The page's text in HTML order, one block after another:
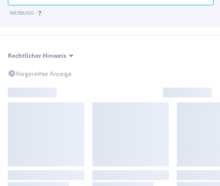
WERBUNG
Rechtlicher Hinweis
Vorgereihte Anzeige